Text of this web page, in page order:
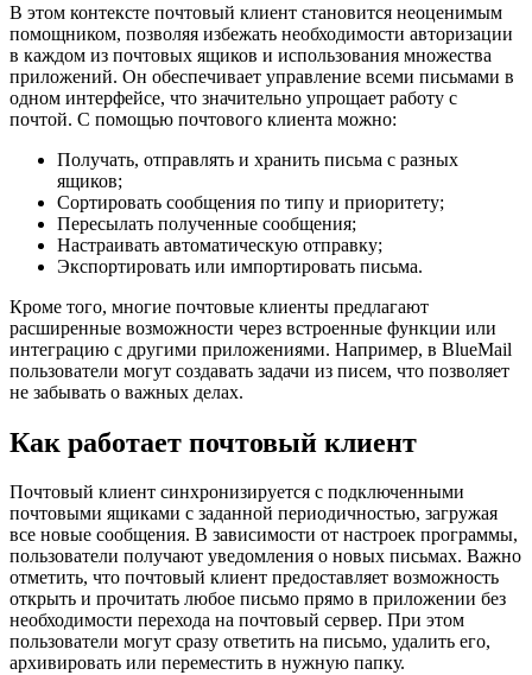
В этом контексте почтовый клиент становится неоценимым
помощником, позволяя избежать необходимости авторизации
в каждом из почтовых ящиков и использования множества
приложений. Он обеспечивает управление всеми письмами в
одном интерфейсе, что значительно упрощает работу с
почтой. С помощью почтового клиента можно:
Получать, отправлять и хранить письма с разных
ящиков;
Сортировать сообщения по типу и приоритету;
Пересылать полученные сообщения;
Настраивать автоматическую отправку;
Экспортировать или импортировать письма.
Кроме того, многие почтовые клиенты предлагают
расширенные возможности через встроенные функции или
интеграцию с другими приложениями. Например, в BlueMail
пользователи могут создавать задачи из писем, что позволяет
не забывать о важных делах.
Как работает почтовый клиент
Почтовый клиент синхронизируется с подключенными
почтовыми ящиками с заданной периодичностью, загружая
все новые сообщения. В зависимости от настроек программы,
пользователи получают уведомления о новых письмах. Важно
отметить, что почтовый клиент предоставляет возможность
открыть и прочитать любое письмо прямо в приложении без
необходимости перехода на почтовый сервер. При этом
пользователи могут сразу ответить на письмо, удалить его,
архивировать или переместить в нужную папку.